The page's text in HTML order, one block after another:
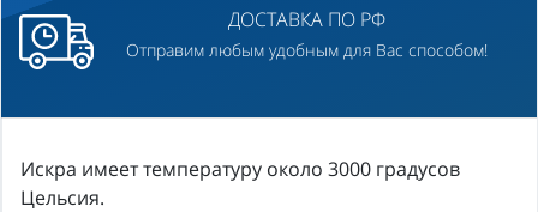
ДОСТАВКА ПО РФ
Отправим любым удобным для Вас способом!
Искра имеет температуру около 3000 градусов
Цельсия.